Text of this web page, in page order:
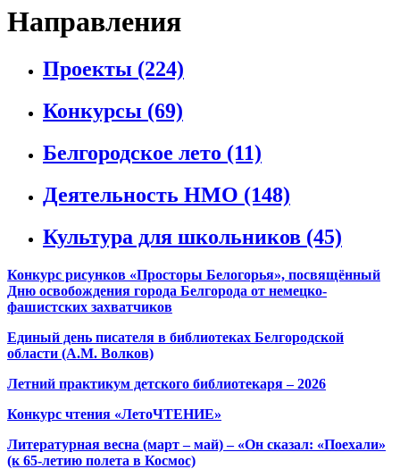
Направления
Проекты (224)
Конкурсы (69)
Белгородское лето (11)
Деятельность НМО (148)
Культура для школьников (45)
Конкурс рисунков «Просторы Белогорья», посвящённый
Дню освобождения города Белгорода от немецко-
фашистских захватчиков
Единый день писателя в библиотеках Белгородской
области (А.М. Волков)
Летний практикум детского библиотекаря – 2026
Конкурс чтения «ЛетоЧТЕНИЕ»
Литературная весна (март – май) – «Он сказал: «Поехали»
(к 65-летию полета в Космос)